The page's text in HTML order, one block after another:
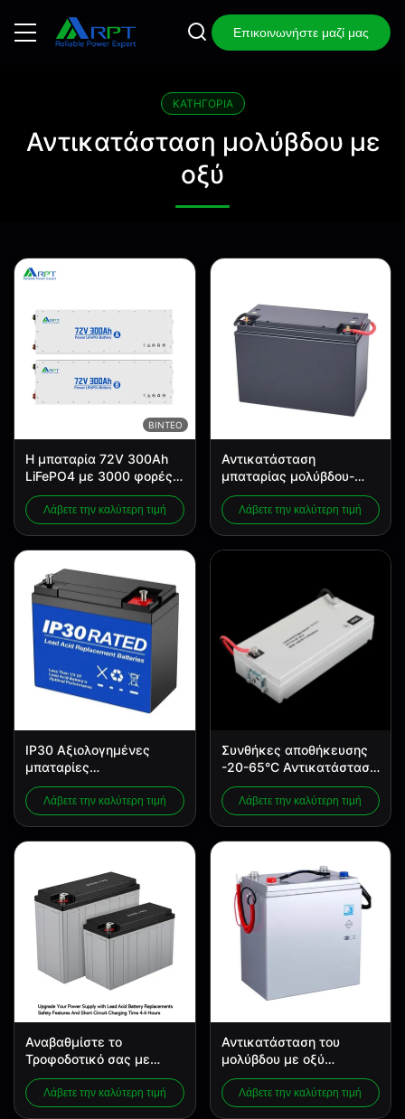
Επικοινωνήστε μαζί μας
ΚΑΤΗΓΟΡΊΑ
Αντικατάσταση μολύβδου με
οξύ
ΒΊΝΤΕΟ
Η μπαταρία 72V 300Ah
LiFePO4 με 3000 φορές
βαθύ κύκλο και
ενσωματωμένο BMS για
RV και αποθήκευση
Λάβετε την καλύτερη τιμή
Αντικατάσταση
μπαταρίας μολύβδου-
οξέος με βαθμό
προστασίας IP30, με
σχεδιασμό χωρίς
Λάβετε την καλύτερη τιμή
IP30 Αξιολογημένες
μπαταρίες
αντικατάστασης
μολύβδου-οξέος
Λιγότερο από το 1/3 της
Λάβετε την καλύτερη τιμή
Συνθήκες αποθήκευσης
-20-65°C Αντικατάσταση
οξέος μόλυβδου με
μεταλλικό περίβλημα και
πιστοποίηση MSDS
Λάβετε την καλύτερη τιμή
Αναβαθμίστε το
Τροφοδοτικό σας με
Αντικαταστάσεις
Μπαταριών Μολύβδου-
Οξέος Χαρακτηριστικά
Λάβετε την καλύτερη τιμή
Αντικατάσταση του
μολύβδου με οξύ
βιομηχανικής κλάσης με
μεταλλικό περίβλημα και
πιστοποίηση MSDS
Λάβετε την καλύτερη τιμή